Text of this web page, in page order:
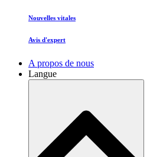
Nouvelles vitales
Avis d'expert
A propos de nous
Langue